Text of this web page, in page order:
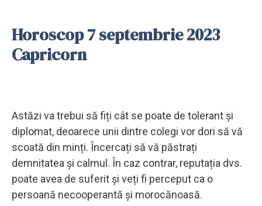
Horoscop 7 septembrie 2023
Capricorn
Astăzi va trebui să fiți cât se poate de tolerant și
diplomat, deoarece unii dintre colegi vor dori să vă
scoată din minți. Încercați să vă păstrați
demnitatea și calmul. În caz contrar, reputația dvs.
poate avea de suferit și veți fi perceput ca o
persoană necooperantă și morocănoasă.